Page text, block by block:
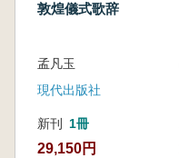
敦煌儀式歌辞
孟凡玉
現代出版社
新刊 1冊
29,150円